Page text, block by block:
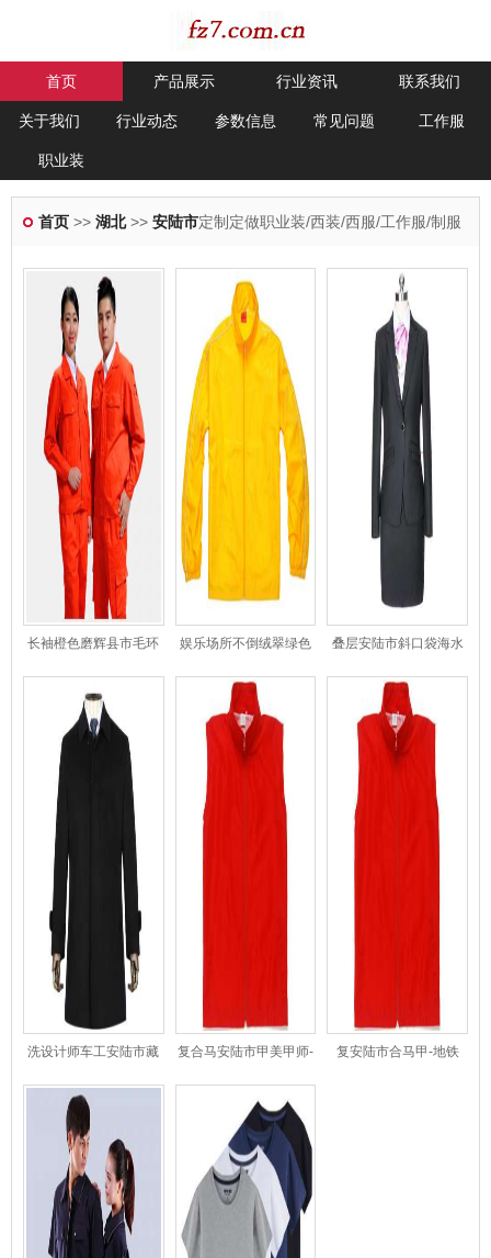
首页 产品展示 行业资讯 联系我们
关于我们 行业动态 参数信息 常见问题 工作服
职业装
首页 >> 湖北>> 安陆市定制定做职业装/西装/西服/工作服/制服
长袖橙色磨辉县市毛环
娱乐场所不倒绒翠绿色
叠层安陆市斜口袋海水
洗设计师车工安陆市藏
复合马安陆市甲美甲师-
复安陆市合马甲-地铁